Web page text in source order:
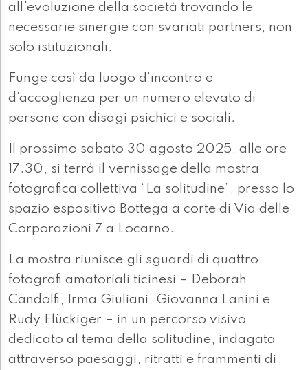
all'evoluzione della società trovando le
necessarie sinergie con svariati partners, non
solo istituzionali.
Funge così da luogo d’incontro e
d’accoglienza per un numero elevato di
persone con disagi psichici e sociali.
Il prossimo sabato 30 agosto 2025, alle ore
17.30, si terrà il vernissage della mostra
fotografica collettiva “La solitudine”, presso lo
spazio espositivo Bottega a corte di Via delle
Corporazioni 7 a Locarno.
La mostra riunisce gli sguardi di quattro
fotografi amatoriali ticinesi – Deborah
Candolfi, Irma Giuliani, Giovanna Lanini e
Rudy Flückiger – in un percorso visivo
dedicato al tema della solitudine, indagata
attraverso paesaggi, ritratti e frammenti di